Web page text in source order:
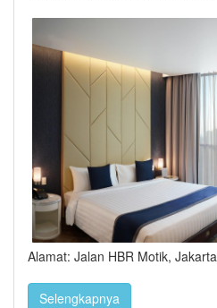
Alamat: Jalan HBR Motik, Jakarta
Selengkapnya